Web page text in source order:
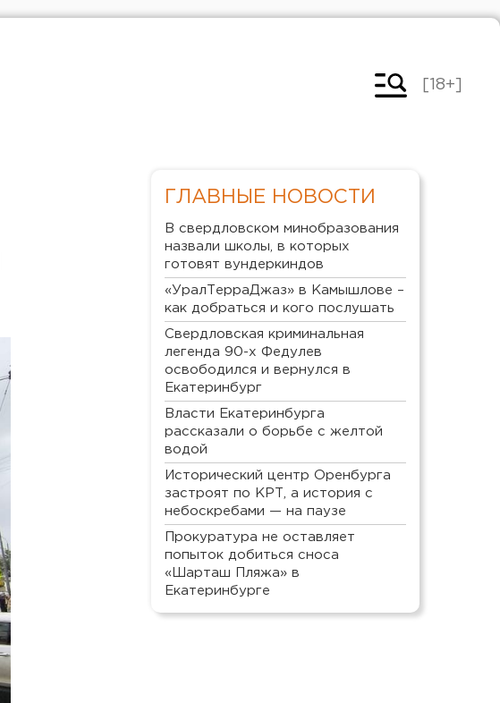
[18+]
ГЛАВНЫЕ НОВОСТИ
В свердловском минобразования
назвали школы, в которых
готовят вундеркиндов
«УралТерраДжаз» в Камышлове –
как добраться и кого послушать
Свердловская криминальная
легенда 90-х Федулев
освободился и вернулся в
Екатеринбург
Власти Екатеринбурга
рассказали о борьбе с желтой
водой
Исторический центр Оренбурга
застроят по КРТ, а история с
небоскребами — на паузе
Прокуратура не оставляет
попыток добиться сноса
«Шарташ Пляжа» в
Екатеринбурге